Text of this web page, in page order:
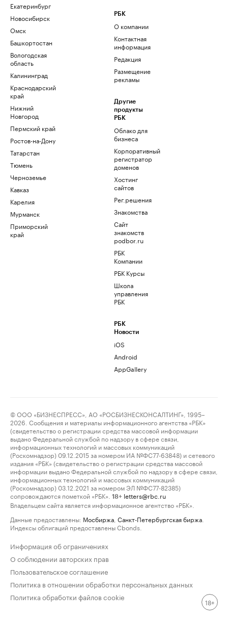
Екатеринбург
Новосибирск
Омск
Башкортостан
Вологодская
область
Калининград
Краснодарский
край
Нижний
Новгород
Пермский край
Ростов-на-Дону
Татарстан
Тюмень
Черноземье
Кавказ
Карелия
Мурманск
Приморский
край
РБК
О компании
Контактная
информация
Редакция
Размещение
рекламы
Другие
продукты
РБК
Облако для
бизнеса
Корпоративный
регистратор
доменов
Хостинг
сайтов
Рег.решения
Знакомства
Сайт
знакомств
podbor.ru
РБК
Компании
РБК Курсы
Школа
управления
РБК
РБК
Новости
iOS
Android
AppGallery
© ООО «БИЗНЕСПРЕСС», АО «РОСБИЗНЕСКОНСАЛТИНГ», 1995–
2026. Сообщения и материалы информационного агентства «РБК»
(свидетельство о регистрации средства массовой информации
выдано Федеральной службой по надзору в сфере связи,
информационных технологий и массовых коммуникаций
(Роскомнадзор) 09.12.2015 за номером ИА №ФС77-63848) и сетевого
издания «РБК» (свидетельство о регистрации средства массовой
информации выдано Федеральной службой по надзору в сфере связи,
информационных технологий и массовых коммуникаций
(Роскомнадзор) 03.12.2021 за номером ЭЛ №ФС77-82385)
сопровождаются пометкой «РБК».
18+ letters@rbc.ru
Владельцем сайта является информационное агентство «РБК».
Данные предоставлены: Мосбиржа Санкт-Петербургская биржа
Индексы облигаций предоставлены Cbonds.
Информация об ограничениях
О соблюдении авторских прав
Пользовательское соглашение
Политика в отношении обработки персональных данных
Политика обработки файлов cookie
18+